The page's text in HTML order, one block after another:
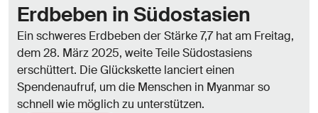
Erdbeben in Südostasien
Ein schweres Erdbeben der Stärke 7,7 hat am Freitag,
dem 28. März 2025, weite Teile Südostasiens
erschüttert. Die Glückskette lanciert einen
Spendenaufruf, um die Menschen in Myanmar so
schnell wie möglich zu unterstützen.